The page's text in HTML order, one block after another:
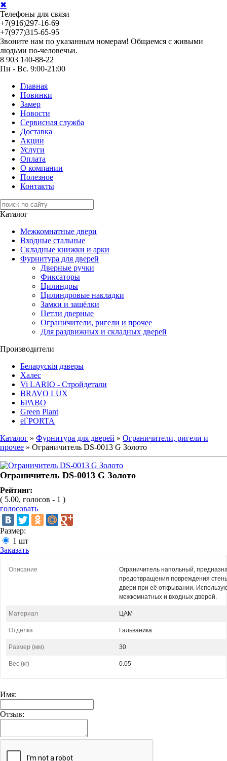
✖
Телефоны для связи
+7(916)297-16-69
+7(977)315-65-95
Звоните нам по указанным номерам! Общаемся с живыми
людьми по-человечьи.
8 903 140-88-22
Пн - Вс. 9:00-21:00
Главная
Новинки
Замер
Новости
Сервисная служба
Доставка
Акции
Услуги
Оплата
О компании
Полезное
Контакты
Каталог
Межкомнатные двери
Входные стальные
Складные книжки и арки
Фурнитура для дверей
Дверные ручки
Фиксаторы
Цилиндры
Цилиндровые накладки
Замки и защёлки
Петли дверные
Ограничители, ригели и прочее
Для раздвижных и складных дверей
Производители
Беларускія дзверы
Халес
Vi LARIO - Стройдетали
BRAVO LUX
БРАВО
Green Plant
el`PORTA
Каталог » Фурнитура для дверей » Ограничители, ригели и
прочее » Ограничитель DS-0013 G Золото
Ограничитель DS-0013 G Золото
Рейтинг:
( 5.00, голосов - 1 )
голосовать
Размер:
1 шт
Заказать
Описание
Ограничитель напольный,
предотвращения повреждения
двери при её открывании.
межкомнатных и входных дверей.
Материал ЦАМ
Отделка Гальваника
Размер (мм) 30
Вес (кг) 0.05
Имя:
Отзыв: